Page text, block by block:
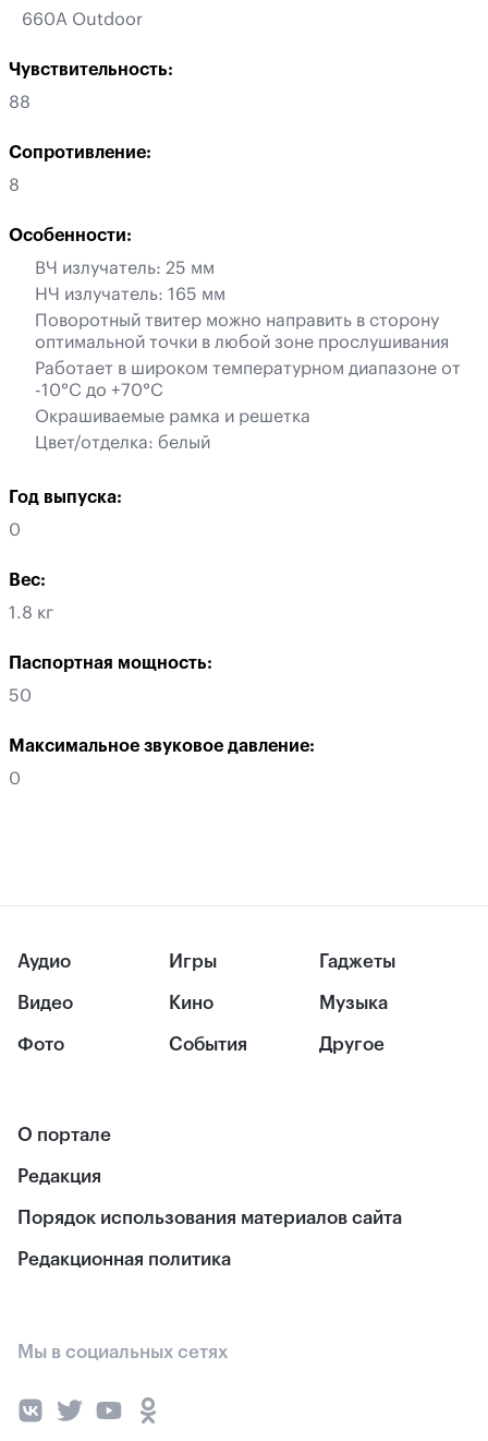
660А Outdoor
Чувствительность:
88
Сопротивление:
8
Особенности:
ВЧ излучатель: 25 мм
НЧ излучатель: 165 мм
Поворотный твитер можно направить в сторону
оптимальной точки в любой зоне прослушивания
Работает в широком температурном диапазоне от
-10°C до +70°C
Окрашиваемые рамка и решетка
Цвет/отделка: белый
Год выпуска:
0
Вес:
1.8 кг
Паспортная мощность:
50
Максимальное звуковое давление:
0
Аудио
Видео
Фото
Игры
Кино
События
Гаджеты
Музыка
Другое
О портале
Редакция
Порядок использования материалов сайта
Редакционная политика
Мы в социальных сетях